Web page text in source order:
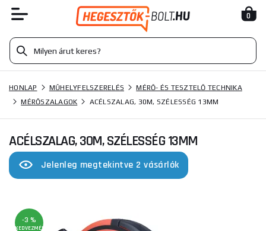
0
HONLAP MŰHELYFELSZERELÉS
MÉRŐ- ÉS TESZTELŐ TECHNIKA
MÉRŐSZALAGOK
ACÉLSZALAG, 30M, SZÉLESSÉG 13MM
ACÉLSZALAG, 30M, SZÉLESSÉG 13MM
Jelenleg megtekintve 2 vásárlók
-3 %
KEDVEZMÉNY